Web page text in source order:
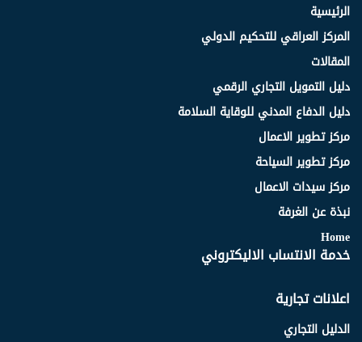
الرئيسية
المركز العراقي للتحكيم الدولي
المقالات
دليل التمويل التجاري الرقمي
دليل الدفاع المدني للوقاية السلامة
مركز تطوير الاعمال
مركز تطوير السياحة
مركز سيدات الاعمال
نبذة عن الغرفة
Home
خدمة الانتساب الاليكتروني
اعلانات تجارية
الدليل التجاري